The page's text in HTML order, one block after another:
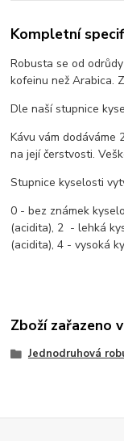
Kompletní
Robusta se od
kofeinu než Arabica.
Dle naší stupnice
Kávu vám dodáváme
na její čerstvosti.
Stupnice kyselosti
0 - bez známek
(acidita), 2 - lehká
(acidita), 4 - vysoká
Zboží zařazeno
Jednodruhová